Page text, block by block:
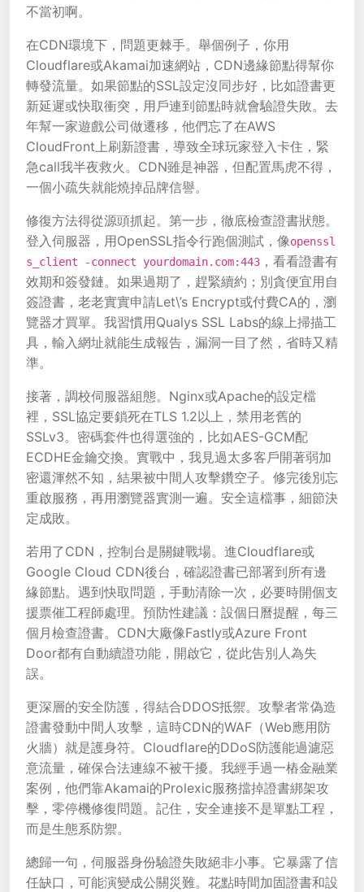
不當初啊。
在CDN環境下，問題更棘手。舉個例子，你用
Cloudflare或Akamai加速網站，CDN邊緣節點得幫你
轉發流量。如果節點的SSL設定沒同步好，比如證書更
新延遲或快取衝突，用戶連到節點時就會驗證失敗。去
年幫一家遊戲公司做遷移，他們忘了在AWS
CloudFront上刷新證書，導致全球玩家登入卡住，緊
急call我半夜救火。CDN雖是神器，但配置馬虎不得，
一個小疏失就能燒掉品牌信譽。
修復方法得從源頭抓起。第一步，徹底檢查證書狀態。
登入伺服器，用OpenSSL指令行跑個測試，像openssl
s_client -connect yourdomain.com:443 ，看看證書有
效期和簽發鏈。如果過期了，趕緊續約；別貪便宜用自
簽證書，老老實實申請Let\’s Encrypt或付費CA的，瀏
覽器才買單。我習慣用Qualys SSL Labs的線上掃描工
具，輸入網址就能生成報告，漏洞一目了然，省時又精
準。
接著，調校伺服器組態。Nginx或Apache的設定檔
裡，SSL協定要鎖死在TLS 1.2以上，禁用老舊的
SSLv3。密碼套件也得選強的，比如AES-GCM配
ECDHE金鑰交換。實戰中，我見過太多客戶開著弱加
密還渾然不知，結果被中間人攻擊鑽空子。修完後別忘
重啟服務，再用瀏覽器實測一遍。安全這檔事，細節決
定成敗。
若用了CDN，控制台是關鍵戰場。進Cloudflare或
Google Cloud CDN後台，確認證書已部署到所有邊
緣節點。遇到快取問題，手動清除一次，必要時開個支
援票催工程師處理。預防性建議：設個日曆提醒，每三
個月檢查證書。CDN大廠像Fastly或Azure Front
Door都有自動續證功能，開啟它，從此告別人為失
誤。
更深層的安全防護，得結合DDOS抵禦。攻擊者常偽造
證書發動中間人攻擊，這時CDN的WAF（Web應用防
火牆）就是護身符。Cloudflare的DDoS防護能過濾惡
意流量，確保合法連線不被干擾。我經手過一樁金融業
案例，他們靠Akamai的Prolexic服務擋掉證書綁架攻
擊，零停機修復問題。記住，安全連接不是單點工程，
而是生態系防禦。
總歸一句，伺服器身份驗證失敗絕非小事。它暴露了信
任缺口，可能演變成公關災難。花點時間加固證書和設